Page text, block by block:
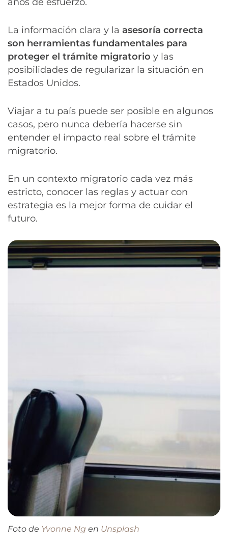
La información clara y la asesoría correcta
son herramientas fundamentales para
proteger el trámite migratorio y las
posibilidades de regularizar la situación en
Estados Unidos.
Viajar a tu país puede ser posible en algunos
casos, pero nunca debería hacerse sin
entender el impacto real sobre el trámite
migratorio.
En un contexto migratorio cada vez más
estricto, conocer las reglas y actuar con
estrategia es la mejor forma de cuidar el
futuro.
Foto de Yvonne Ng en Unsplash